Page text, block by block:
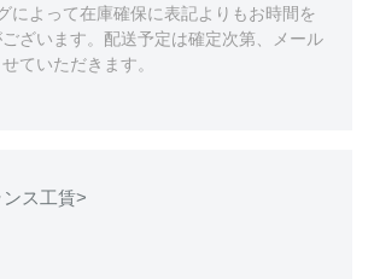
によって在庫確保に表記よりもお時間を
ざいます。配送予定は確定次第、メール
ていただきます。
ス工賃>